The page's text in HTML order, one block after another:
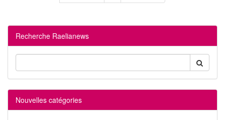
Recherche Raelianews
Nouvelles catégories